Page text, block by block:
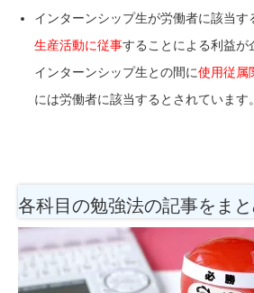
インターンシップ生が労働者に該当
生産活動に従事することによる利益が
インターンシップ生との間に使用従属
には労働者に該当するとされています。
各科目の勉強法の記事をま